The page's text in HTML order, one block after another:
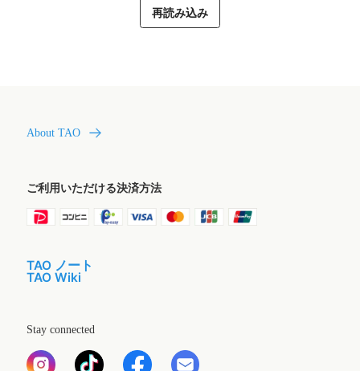
再読み込み
About TAO
ご利用いただける決済方法
TAO ノート
TAO Wiki
Stay connected